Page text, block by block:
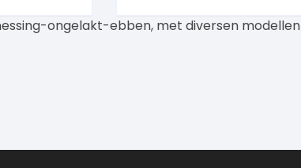
ongelakt-ebben, met diversen modellen